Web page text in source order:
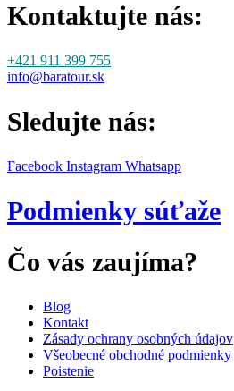
Kontaktujte nás:
+421 911 399 755
info@baratour.sk
Sledujte nás:
Facebook Instagram Whatsapp
Podmienky súťaže
Čo vás zaujíma?
Blog
Kontakt
Zásady ochrany osobných údajov
Všeobecné obchodné podmienky
Poistenie